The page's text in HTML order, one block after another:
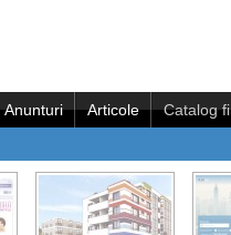
Anunturi Articole Catalog